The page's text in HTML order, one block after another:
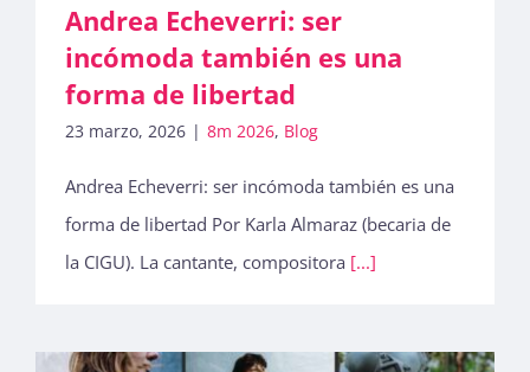
Andrea Echeverri: ser
incómoda también es una
forma de libertad
23 marzo, 2026 | 8m 2026, Blog
Andrea Echeverri: ser incómoda también es una
forma de libertad Por Karla Almaraz (becaria de
la CIGU). La cantante, compositora [...]